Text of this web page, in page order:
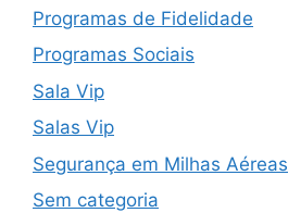
Programas de Fidelidade
Programas Sociais
Sala Vip
Salas Vip
Segurança em Milhas Aéreas
Sem categoria